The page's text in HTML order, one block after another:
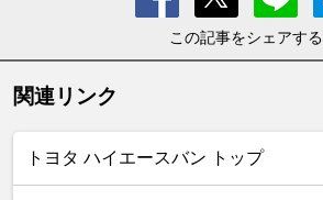
この記事をシェアする
関連リンク
トヨタ ハイエースバン トップ